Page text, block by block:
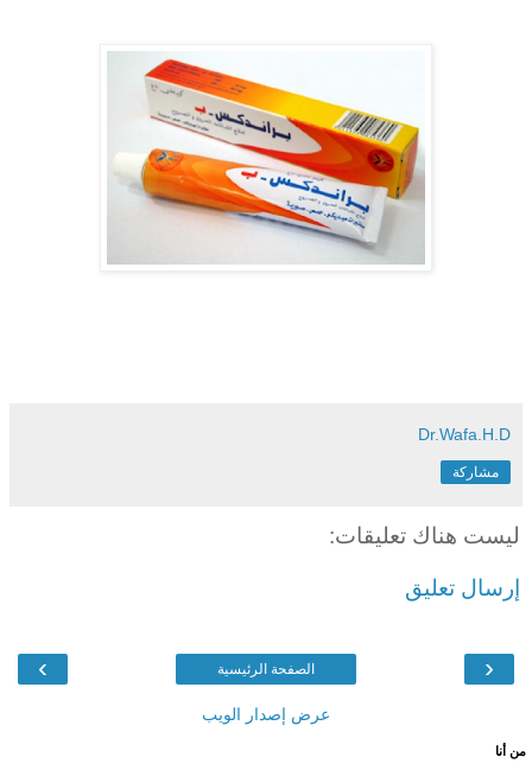
Dr.Wafa.H.D
مشاركة
ليست هناك تعليقات:
إرسال تعليق
‹
› الصفحة الرئيسية
عرض إصدار الويب
من أنا